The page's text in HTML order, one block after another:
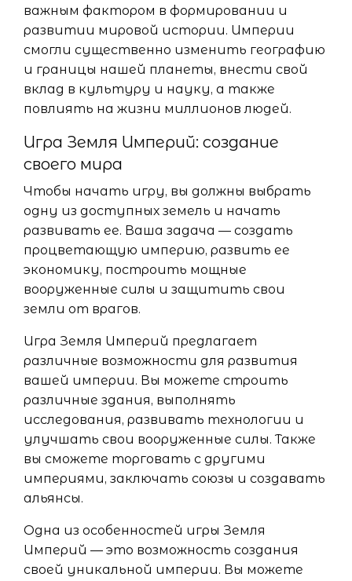
важным фактором в формировании и
развитии мировой истории. Империи
смогли существенно изменить географию
и границы нашей планеты, внести свой
вклад в культуру и науку, а также
повлиять на жизни миллионов людей.
Игра Земля Империй: создание
своего мира
Чтобы начать игру, вы должны выбрать
одну из доступных земель и начать
развивать ее. Ваша задача — создать
процветающую империю, развить ее
экономику, построить мощные
вооруженные силы и защитить свои
земли от врагов.
Игра Земля Империй предлагает
различные возможности для развития
вашей империи. Вы можете строить
различные здания, выполнять
исследования, развивать технологии и
улучшать свои вооруженные силы. Также
вы сможете торговать с другими
империями, заключать союзы и создавать
альянсы.
Одна из особенностей игры Земля
Империй — это возможность создания
своей уникальной империи. Вы можете